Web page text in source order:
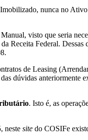
nunca no
visto que seria
Receita Federal. Dessas
de Leasing
dúvidas anteriormente
. Isto é, as
neste site do COSIFe